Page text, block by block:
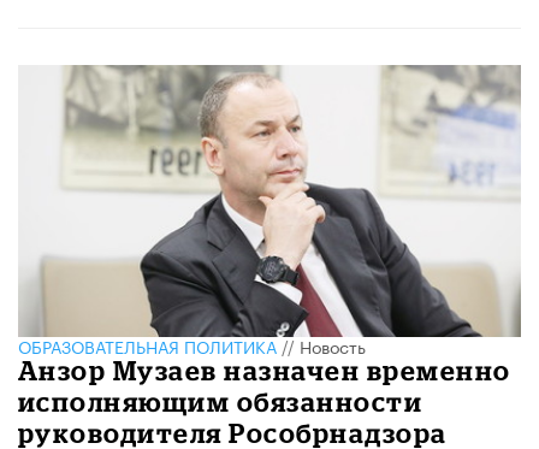
ОБРАЗОВАТЕЛЬНАЯ ПОЛИТИКА//Новость
Анзор Музаев назначен временно
исполняющим обязанности
руководителя Рособрнадзора